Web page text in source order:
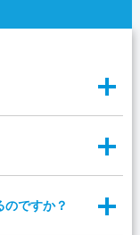
のですか？